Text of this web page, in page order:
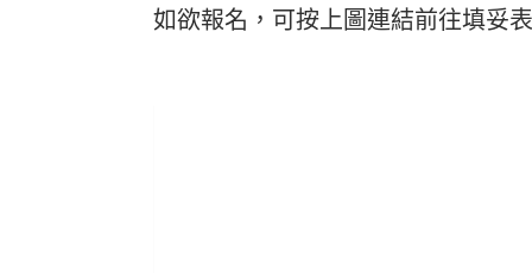
如欲報名，可按上圖連結前往填妥